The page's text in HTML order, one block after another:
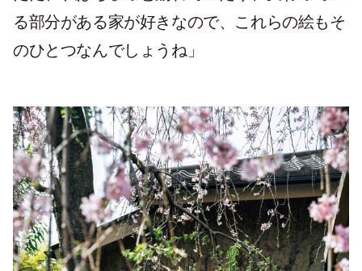
る部分がある家が好きなので、これらの絵もそ
のひとつなんでしょうね」